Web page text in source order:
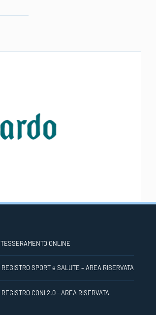
TESSERAMENTO ONLINE
REGISTRO SPORT e SALUTE – AREA RISERVATA
REGISTRO CONI 2.0 - AREA RISERVATA